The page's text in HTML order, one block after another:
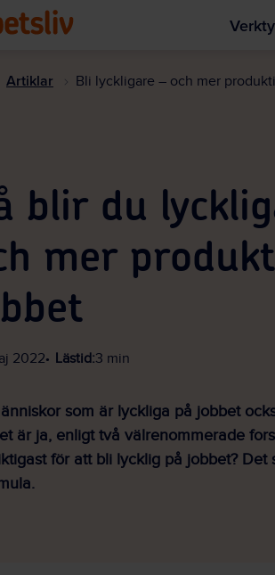
Artiklar Bli lyckligare – och mer
blir du
mer
2022 Lästid:3 min
som är lyckliga på jobbet
är ja, enligt två välrenommerade
för att bli lycklig på jobbet? Det